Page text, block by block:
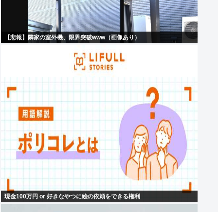
【悲報】隣家の室外機、限界突破www（画像あり）
現金100万円 or 好きなやつに絵の依頼をできる権利